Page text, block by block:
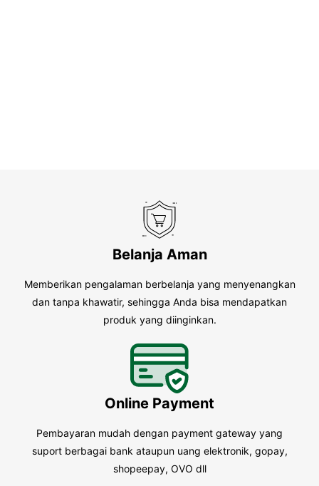
Belanja Aman
Memberikan pengalaman berbelanja yang menyenangkan
dan tanpa khawatir, sehingga Anda bisa mendapatkan
produk yang diinginkan.
Online Payment
Pembayaran mudah dengan payment gateway yang
suport berbagai bank ataupun uang elektronik, gopay,
shopeepay, OVO dll